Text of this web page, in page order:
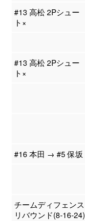
#13 高松 2Pシュー
ト×
#13 高松 2Pシュー
ト×
#16 本田 → #5 保坂
チームディフェンス
リバウンド(8-16-24)